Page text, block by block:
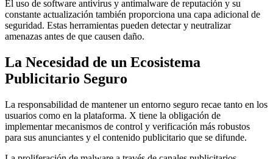
El uso de software antivirus y antimalware de reputación y su
constante actualización también proporciona una capa adicional de
seguridad. Estas herramientas pueden detectar y neutralizar
amenazas antes de que causen daño.
La Necesidad de un Ecosistema
Publicitario Seguro
La responsabilidad de mantener un entorno seguro recae tanto en los
usuarios como en la plataforma. X tiene la obligación de
implementar mecanismos de control y verificación más robustos
para sus anunciantes y el contenido publicitario que se difunde.